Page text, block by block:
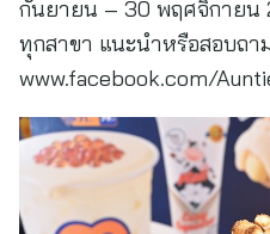
กันยายน – 30 พฤศจิกายน
ทุกสาขา แนะนำหรือสอบถา
www.facebook.com/